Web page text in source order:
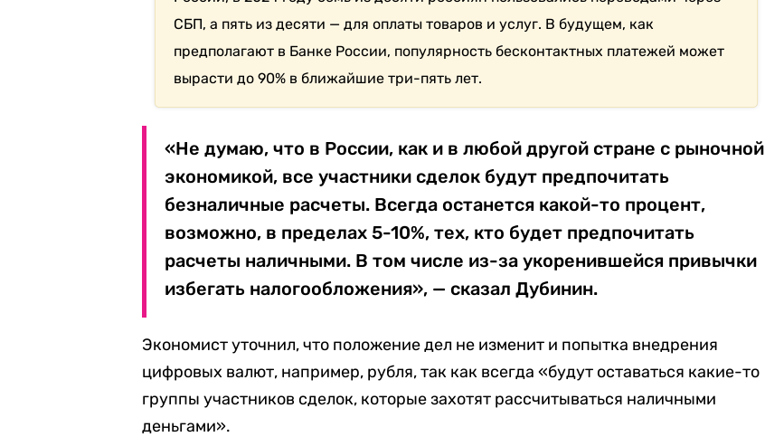
СБП, а пять из десяти — для оплаты товаров и услуг. В будущем, как
предполагают в Банке России, популярность бесконтактных платежей может
вырасти до 90% в ближайшие три-пять лет.
«Не думаю, что в России, как и в любой другой стране с рыночной
экономикой, все участники сделок будут предпочитать
безналичные расчеты. Всегда останется какой-то процент,
возможно, в пределах 5-10%, тех, кто будет предпочитать
расчеты наличными. В том числе из-за укоренившейся привычки
избегать налогообложения», — сказал Дубинин.
Экономист уточнил, что положение дел не изменит и попытка внедрения
цифровых валют, например, рубля, так как всегда «будут оставаться какие-то
группы участников сделок, которые захотят рассчитываться наличными
деньгами».